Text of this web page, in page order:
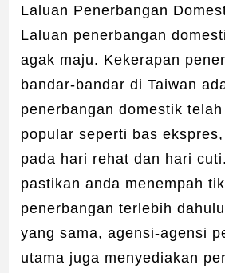
Laluan Penerbangan
Laluan penerbangan
agak maju. Kekerapan
bandar-bandar di Taiwan
penerbangan domestik
popular seperti bas
pada hari rehat dan hari
pastikan anda menempah
penerbangan terlebih
yang sama, agensi-agensi
utama juga menyediakan